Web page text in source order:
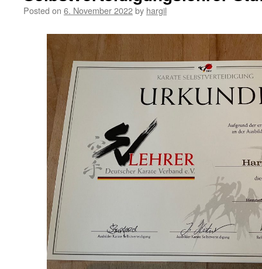
Posted on 6. November 2022by hargil